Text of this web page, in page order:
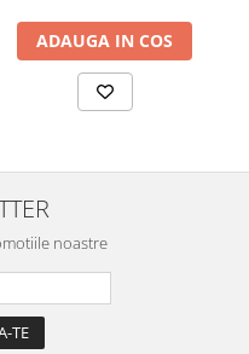
ADAUGA IN COS
noastre